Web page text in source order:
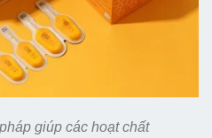
giúp các hoạt chất